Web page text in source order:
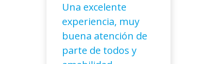
Una excelente
experiencia, muy
buena atención de
parte de todos y